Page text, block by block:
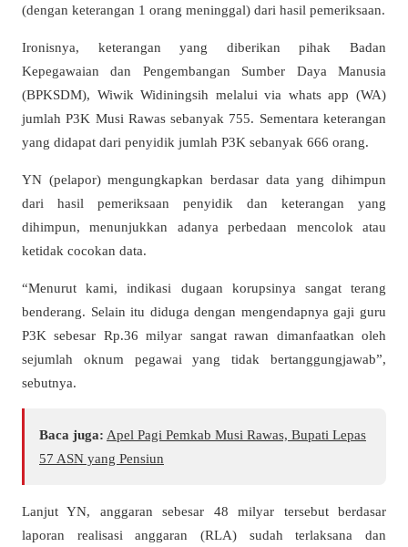
(dengan keterangan 1 orang meninggal) dari hasil pemeriksaan.
Ironisnya, keterangan yang diberikan pihak Badan
Kepegawaian dan Pengembangan Sumber Daya Manusia
(BPKSDM), Wiwik Widiningsih melalui via whats app (WA)
jumlah P3K Musi Rawas sebanyak 755. Sementara keterangan
yang didapat dari penyidik jumlah P3K sebanyak 666 orang.
YN (pelapor) mengungkapkan berdasar data yang dihimpun
dari hasil pemeriksaan penyidik dan keterangan yang
dihimpun, menunjukkan adanya perbedaan mencolok atau
ketidak cocokan data.
“Menurut kami, indikasi dugaan korupsinya sangat terang
benderang. Selain itu diduga dengan mengendapnya gaji guru
P3K sebesar Rp.36 milyar sangat rawan dimanfaatkan oleh
sejumlah oknum pegawai yang tidak bertanggungjawab”,
sebutnya.
Baca juga: Apel Pagi Pemkab Musi Rawas, Bupati Lepas
57 ASN yang Pensiun
Lanjut YN, anggaran sebesar 48 milyar tersebut berdasar
laporan realisasi anggaran (RLA) sudah terlaksana dan